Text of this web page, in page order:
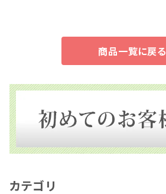
商品一覧に戻る
カテゴリ